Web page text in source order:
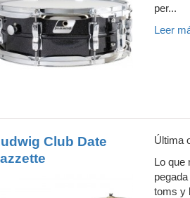
per...
Leer
Club Date
Última
Lo que
toms y